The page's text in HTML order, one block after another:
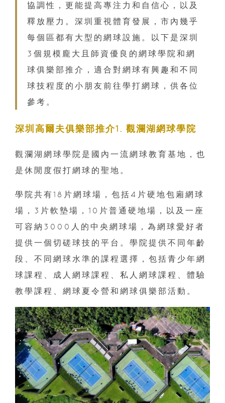
協調性，更能提高專注力和自信心，以及
釋放壓力。深圳重視體育發展，市內幾乎
每個區都有大型的網球設施。以下是深圳
3個規模龐大且師資優良的網球學院和網
球俱樂部推介，適合對網球有興趣和不同
球技程度的小朋友前往學打網球，供各位
參考。
深圳高爾夫俱樂部推介1. 觀瀾湖網球學院
觀瀾湖網球學院是國內一流網球教育基地，也
是休閒度假打網球的聖地。
學院共有18片網球場，包括4片硬地包廂網球
場，3片軟墊場，10片普通硬地場，以及一座
可容納3000人的中央網球場，為網球愛好者
提供一個切磋球技的平台。學院提供不同年齡
段、不同網球水準的課程選擇，包括青少年網
球課程、成人網球課程、私人網球課程、體驗
教學課程、網球夏令營和網球俱樂部活動。